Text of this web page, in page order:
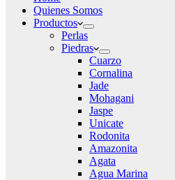
Quienes Somos
Productos
Perlas
Piedras
Cuarzo
Cornalina
Jade
Mohagani
Jaspe
Unicate
Rodonita
Amazonita
Agata
Agua Marina